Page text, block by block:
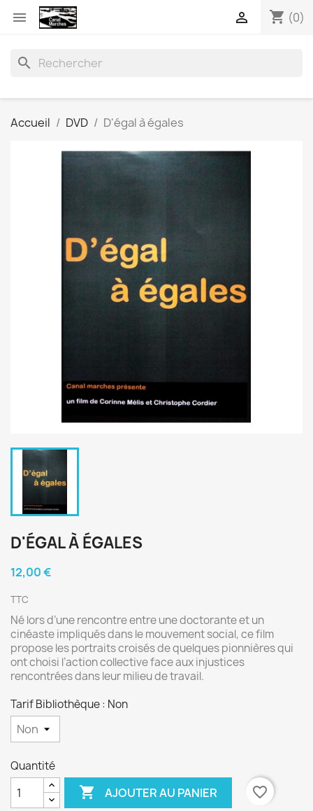
 shopping_cart (0)

search
Accueil DVD D'égal à égales
D'ÉGAL À ÉGALES
12,00 €
TTC
Né lors d’une rencontre entre une doctorante et un
cinéaste impliqués dans le mouvement social, ce film
propose les portraits croisés de quelques pionnières qui
ont choisi l’action collective face aux injustices
rencontrées dans leur milieu de travail.
Tarif Bibliothèque : Non
Quantité
 AJOUTER AU PANIER favorite_border